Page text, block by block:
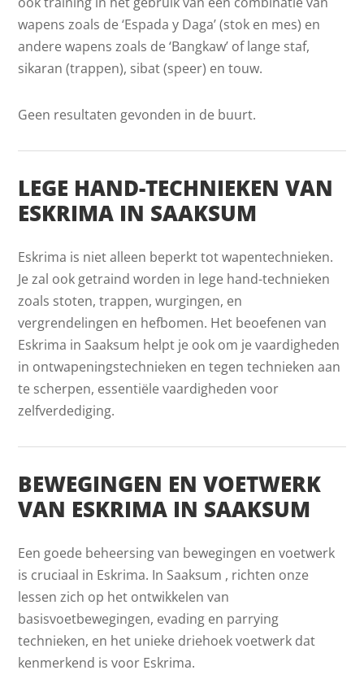
wapens zoals de ‘Espada y Daga’ (stok en mes) en
andere wapens zoals de ‘Bangkaw’ of lange staf,
sikaran (trappen), sibat (speer) en touw.
Geen resultaten gevonden in de buurt.
LEGE HAND-TECHNIEKEN VAN
ESKRIMA IN SAAKSUM
Eskrima is niet alleen beperkt tot wapentechnieken.
Je zal ook getraind worden in lege hand-technieken
zoals stoten, trappen, wurgingen, en
vergrendelingen en hefbomen. Het beoefenen van
Eskrima in Saaksum helpt je ook om je vaardigheden
in ontwapeningstechnieken en tegen technieken aan
te scherpen, essentiële vaardigheden voor
zelfverdediging.
BEWEGINGEN EN VOETWERK
VAN ESKRIMA IN SAAKSUM
Een goede beheersing van bewegingen en voetwerk
is cruciaal in Eskrima. In Saaksum , richten onze
lessen zich op het ontwikkelen van
basisvoetbewegingen, evading en parrying
technieken, en het unieke driehoek voetwerk dat
kenmerkend is voor Eskrima.